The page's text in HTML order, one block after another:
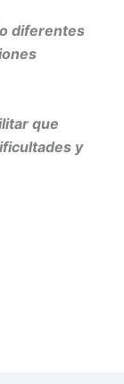
diferentes
que
y